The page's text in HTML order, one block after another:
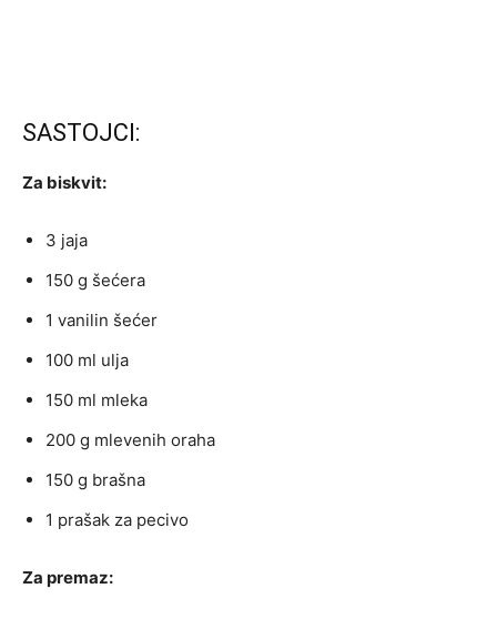
SASTOJCI:
Za biskvit:
3 jaja
150 g šećera
1 vanilin šećer
100 ml ulja
150 ml mleka
200 g mlevenih oraha
150 g brašna
1 prašak za pecivo
Za premaz: